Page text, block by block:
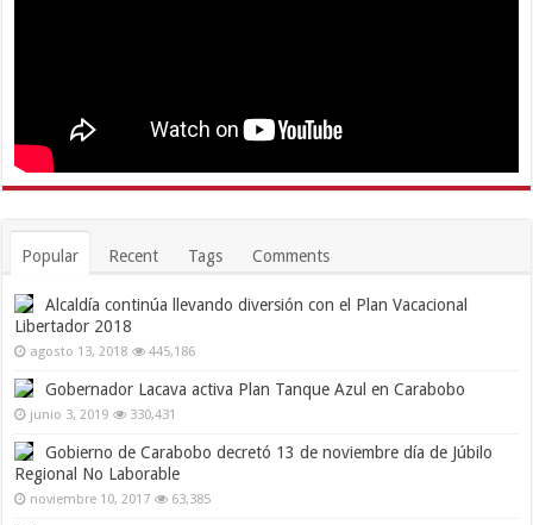
Popular Recent Tags Comments
Alcaldía continúa llevando diversión con el Plan Vacacional
Libertador 2018
agosto 13, 2018 445,186
Gobernador Lacava activa Plan Tanque Azul en Carabobo
junio 3, 2019 330,431
Gobierno de Carabobo decretó 13 de noviembre día de Júbilo
Regional No Laborable
noviembre 10, 2017 63,385